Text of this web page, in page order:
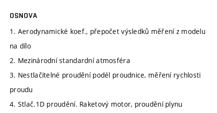
OSNOVA
1. Aerodynamické koef., přepočet výsledků měření z modelu
na dílo
2. Mezinárodní standardní atmosféra
3. Nestlačitelné proudění podél proudnice, měření rychlosti
proudu
4. Stlač.1D proudění. Raketový motor, proudění plynu